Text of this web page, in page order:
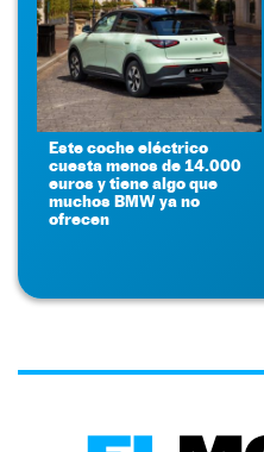
Este coche eléctrico
cuesta menos de 14.000
euros y tiene algo que
muchos BMW ya no
ofrecen